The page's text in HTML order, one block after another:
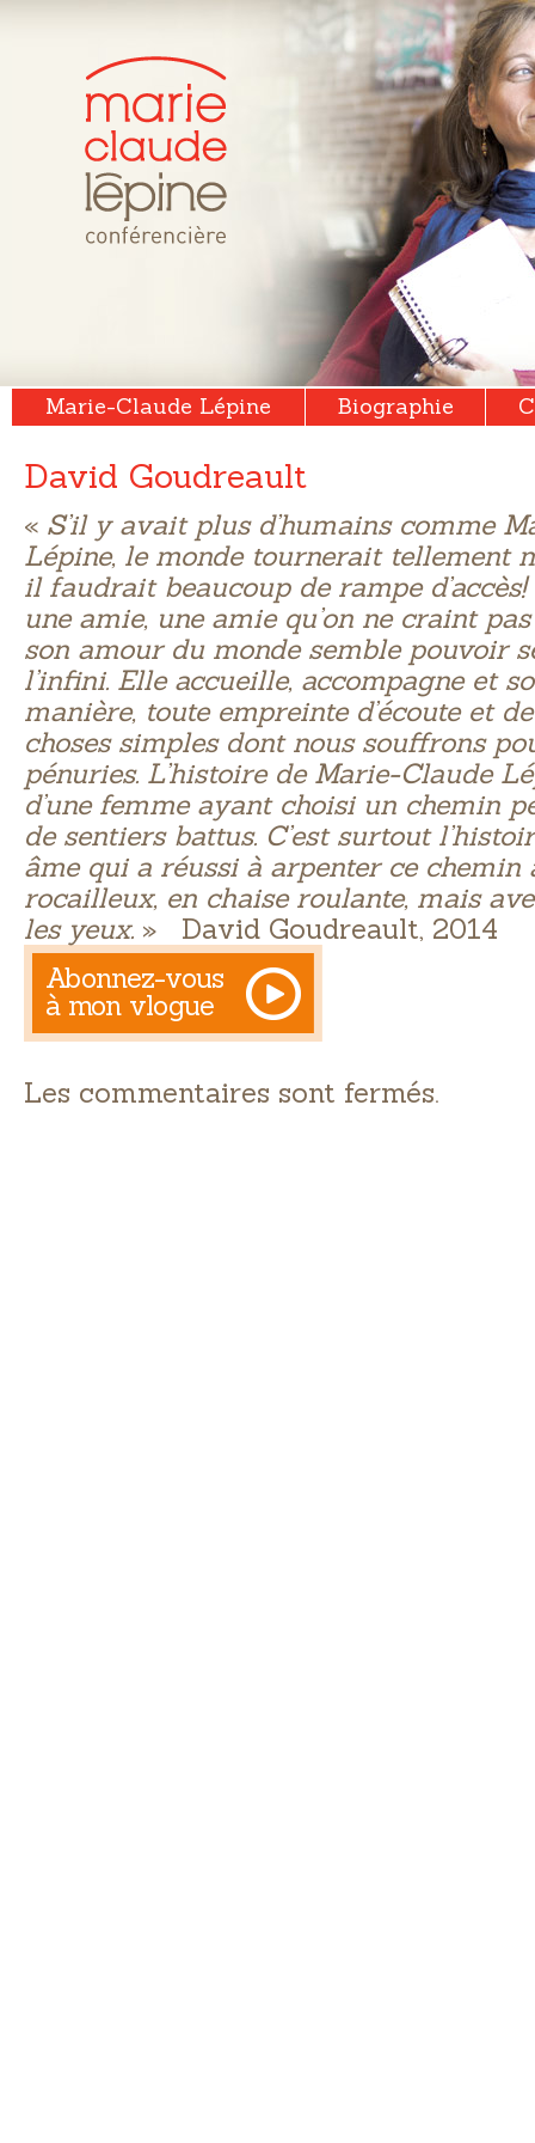
Marie-Claude Lépine Biographie
David Goudreault
« S’il y avait plus d’humains comme
Lépine, le monde tournerait tellement
il faudrait beaucoup de rampe
une amie, une amie qu’on ne craint
son amour du monde semble pouvoir
l’infini. Elle accueille, accompagne et
manière, toute empreinte d’écoute et
choses simples dont nous souffrons
pénuries. L’histoire de Marie-Claude
d’une femme ayant choisi un chemin
de sentiers battus. C’est surtout
âme qui a réussi à arpenter ce chemin
rocailleux, en chaise roulante, mais
les yeux. » David Goudreault, 2014
Abonnez-vous
à mon vlogue
Les commentaires sont fermés.